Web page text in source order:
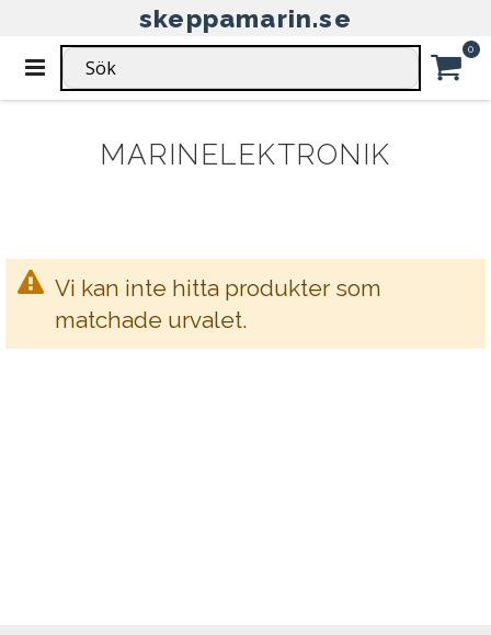
skeppamarin.se
Växla
Nav
0
MARINELEKTRONIK VHF FAST VHF
FAST VHF - VHF -
MARINELEKTRONIK
Vi kan inte hitta produkter som
matchade urvalet.